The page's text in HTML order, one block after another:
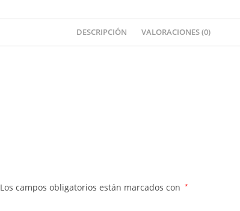
DESCRIPCIÓN VALORACIONES (0)
Los campos obligatorios están marcados con *